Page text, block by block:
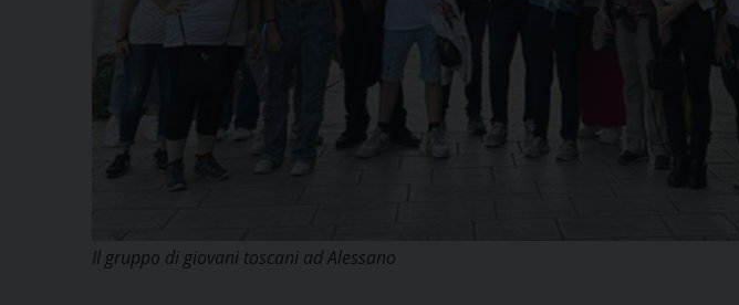
Il gruppo di giovani toscani ad Alessano